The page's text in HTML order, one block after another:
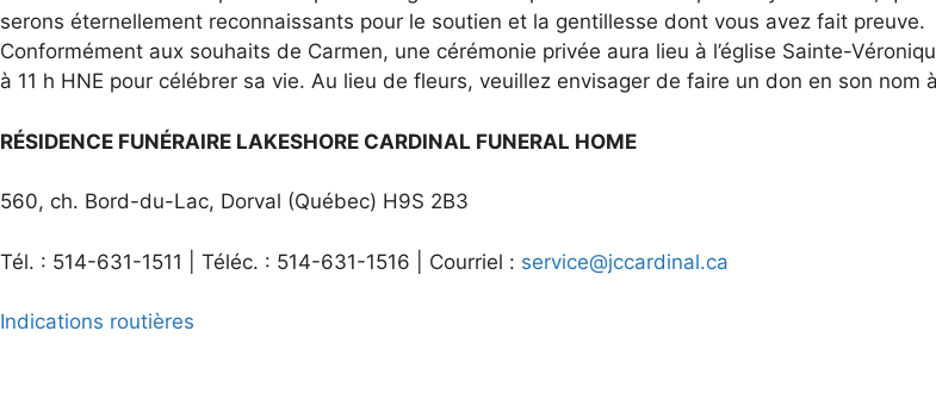
serons éternellement reconnaissants pour le soutien et la gentillesse dont vous avez fait preuve.
Conformément aux souhaits de Carmen, une cérémonie privée aura lieu à l’église Sainte-
à 11 h HNE pour célébrer sa vie. Au lieu de fleurs, veuillez envisager de faire un don en son nom
RÉSIDENCE FUNÉRAIRE LAKESHORE CARDINAL FUNERAL HOME
560, ch. Bord-du-Lac, Dorval (Québec) H9S 2B3
Tél. : 514-631-1511 | Téléc. : 514-631-1516 | Courriel : service@jccardinal.ca
Indications routières